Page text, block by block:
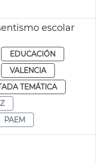
escolar
EDUCACIÓN
VALENCIA
TEMÁTICA
PAEM